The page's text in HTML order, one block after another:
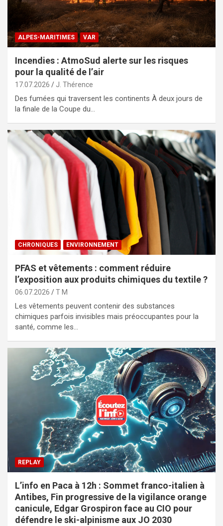
ALPES-MARITIMES VAR
Incendies : AtmoSud alerte sur les risques
pour la qualité de l’air
17.07.2026 J. Thérence
Des fumées qui traversent les continents À deux jours de
la finale de la Coupe du…
CHRONIQUES ENVIRONNEMENT
PFAS et vêtements : comment réduire
l’exposition aux produits chimiques du textile ?
06.07.2026 T M
Les vêtements peuvent contenir des substances
chimiques parfois invisibles mais préoccupantes pour la
santé, comme les…
REPLAY
L’info en Paca à 12h : Sommet franco-italien à
Antibes, Fin progressive de la vigilance orange
canicule, Edgar Grospiron face au CIO pour
défendre le ski-alpinisme aux JO 2030